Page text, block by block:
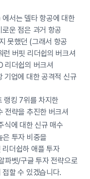
서는 델타 항공에 대한
운 점은 과거 항공
못했던 (그래서 항공
버핏 리더쉽의 버크셔
리더쉽의 버크셔
기업에 대한 공격적 신규
랭킹 7위를 차지한
전략을 추진한 버크셔
식에 대한 신규 매수
은 투자 비중을
리더쉽하 애플 투자
파벳/구글 투자 전략으로
할 수 있겠습니다.